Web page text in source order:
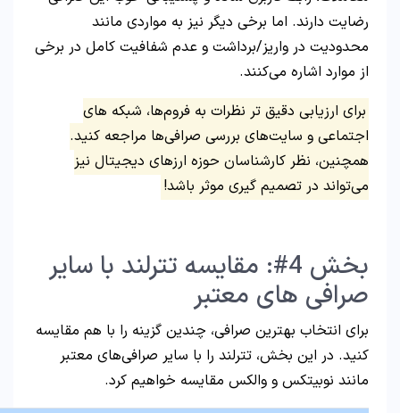
رضایت دارند. اما برخی دیگر نیز به مواردی مانند
محدودیت در واریز/برداشت و عدم شفافیت کامل در برخی
از موارد اشاره می‌کنند.
برای ارزیابی دقیق‌ تر نظرات به فروم‌ها، شبکه‌ های
اجتماعی و سایت‌های بررسی صرافی‌ها مراجعه کنید.
همچنین، نظر کارشناسان حوزه ارزهای دیجیتال نیز
می‌تواند در تصمیم‌ گیری موثر باشد!
بخش 4#: مقایسه تترلند با سایر
صرافی‌ های معتبر
برای انتخاب بهترین صرافی، چندین گزینه را با هم مقایسه
کنید. در این بخش، تترلند را با سایر صرافی‌های معتبر
مانند نوبیتکس و والکس مقایسه خواهیم کرد.